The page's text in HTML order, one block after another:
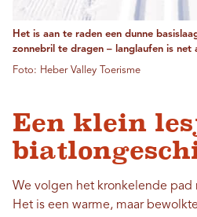
Het is aan te raden een dunne
zonnebril te dragen – langlaufen is net
Foto: Heber Valley Toerisme
Een klein
We volgen het kronkelende pad
Het is een warme, maar